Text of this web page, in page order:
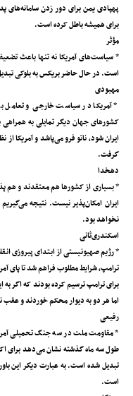
پهپادی یمن برای دور زدن سامانه‌‍‌های
برای همیشه باطل کرده است.
مؤثر
* سیاست‌های آمریکا نه تنها باعث
است. در حال حاضر بریکس به بلوکی
مهبودی
* آمریکا در سیاست خارجی و تعامل
کشورهای جهان دیگر تمایلی به همراهی
ایران شود، ناتو فرو می‌پاشد و آمریکا
گرفت.
دهخدا
* بسیاری از کشورها هم معتقدند و هم
ایران امکان‌پذیر نیست. نتیجه
نخواهد بود.
اسکندری‌ثانی
* رژیم صهیونیستی از ابتدای پیروزی
ترامپ، شرایط مطلوب فراهم شد تا پای
برای ترامپ ترسیم کرده بودند که اگر
اما هر دو به دیوار محکم خوردند و
رفیعی
* مقاومت ملت در سه جنگ تحمیلی
طول سه ماه گذشته نشان می‌دهد برای
تبدیل شده است. به عبارت دیگر این
است.